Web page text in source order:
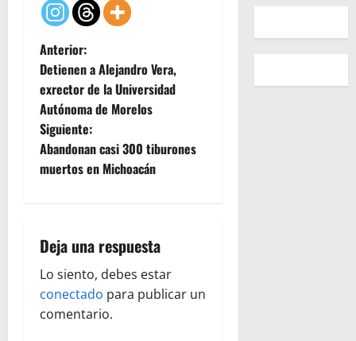
N
a
v
e
c
i
ó
Anterior:
Detienen a Alejandro Vera,
exrector de la Universidad
Autónoma de Morelos
Siguiente:
Abandonan casi 300 tiburones
muertos en Michoacán
Deja una respuesta
Lo siento, debes estar
conectado para publicar un
comentario.